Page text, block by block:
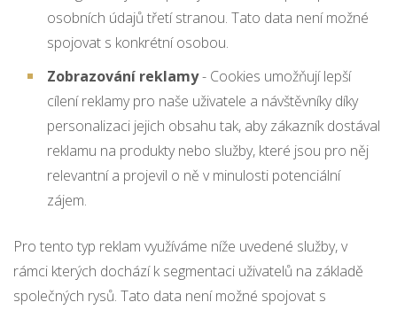
osobních údajů třetí stranou. Tato data není možné
spojovat s konkrétní osobou.
Zobrazování reklamy- Cookies umožňují lepší
cílení reklamy pro naše uživatele a návštěvníky díky
personalizaci jejich obsahu tak, aby zákazník dostával
reklamu na produkty nebo služby, které jsou pro něj
relevantní a projevil o ně v minulosti potenciální
zájem.
Pro tento typ reklam využíváme níže uvedené služby, v
rámci kterých dochází k segmentaci uživatelů na základě
společných rysů. Tato data není možné spojovat s